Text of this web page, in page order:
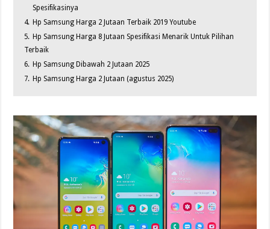
Spesifikasinya
4. Hp Samsung Harga 2 Jutaan Terbaik 2019 Youtube
5. Hp Samsung Harga 8 Jutaan Spesifikasi Menarik Untuk Pilihan
Terbaik
6. Hp Samsung Dibawah 2 Jutaan 2025
7. Hp Samsung Harga 2 Jutaan (agustus 2025)